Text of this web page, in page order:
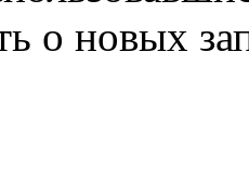
о новых